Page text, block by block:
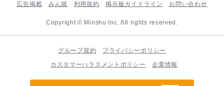
広告掲載 みん就 利用規約 掲示板ガイドライン お問い合わせ
Copyright © Minshu Inc. All rights reserved.
グループ規約
プライバシーポリシー
カスタマーハラスメントポリシー
企業情報